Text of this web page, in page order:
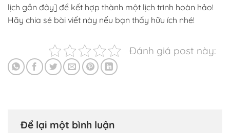
lịch gần đây] để kết hợp thành một lịch trình hoàn hảo!
Hãy chia sẻ bài viết này nếu bạn thấy hữu ích nhé!
Đánh giá post này:
Để lại một bình luận